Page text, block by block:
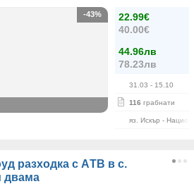
22.99€
40.00€
44.96лв
78.23лв
31.03 - 15.10
116 грабнати
яз. Искър -
-43%
разходкa с АTВ в с.
двама